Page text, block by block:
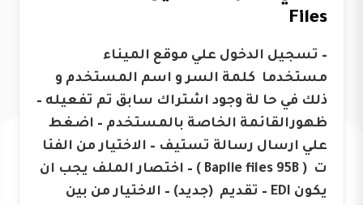
Files
– تسجيل الدخول علي موقع الميناء
مستخدما كلمة السر و اسم المستخدم و
ذلك في حا لة وجود اشتراك سابق تم تفعيله –
ظهورالقائمة الخاصة بالمستخدم – اضغط
علي ارسال رسالة تستيف – الاختيار من الفئا
ت ( Baplie files 95B ) – اختصار الملف يجب ان
يكون EDI – تقديم (جديد) – الاختيار من بين